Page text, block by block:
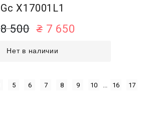
Gc X17001L1
8 500 7 650
Нет в наличии
5 6 7 8 9 10 16 17